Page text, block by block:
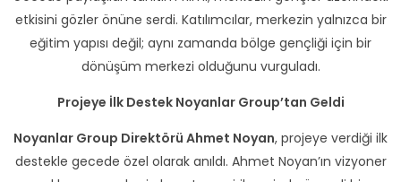
etkisini gözler önüne serdi. Katılımcılar, merkezin yalnızca bir
eğitim yapısı değil; aynı zamanda bölge gençliği için bir
dönüşüm merkezi olduğunu vurguladı.
Projeye İlk Destek Noyanlar Group’tan Geldi
Noyanlar Group Direktörü Ahmet Noyan, projeye verdiği ilk
destekle gecede özel olarak anıldı. Ahmet Noyan’ın vizyoner